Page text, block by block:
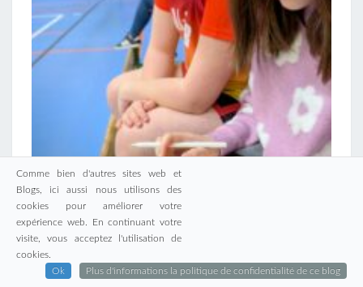
Comme bien d'autres sites web et
Blogs, ici aussi nous utilisons des
cookies pour améliorer votre
expérience web. En continuant votre
visite, vous acceptez l'utilisation de
cookies.
Ok
Plus d'informations la politique de confidentialité de ce blog